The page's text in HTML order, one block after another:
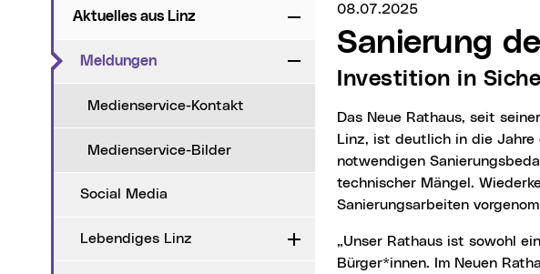
Aktuelles aus Linz Zuklappen
Meldungen(aktueller Menüpunkt)Zuklappen
Medienservice-Kontakt
Medienservice-Bilder
Social Media
Lebendiges Linz Aufklappen
Medienservice vom:
08.07.2025
Sanierung
Investition in
Das Neue Rathaus, seit seiner Eröffnung 1985 zentraler Verwaltungsstandort der Stadt
Linz, ist deutlich in die Jahre
notwendigen
technischer Mängel.
Sanierungsarbeiten
„Unser Rathaus ist sowohl ein Verwaltungsgebäude, aber auch ein Haus für die
Bürger*innen. Im Neuen